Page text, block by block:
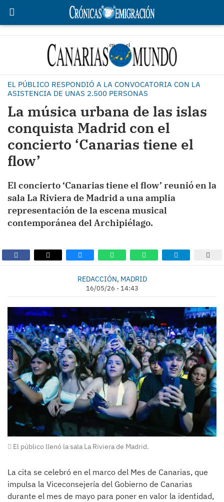
EL PÚBLICO RESPONDIÓ A LA CONVOCATORIA CON LA
ASISTENCIA DE UNAS 2.500 PERSONAS
La música urbana de las islas
conquista Madrid con el
concierto ‘Canarias tiene el
flow’
El concierto ‘Canarias tiene el flow’ reunió en la
sala La Riviera de Madrid a una amplia
representación de la escena musical
contemporánea del Archipiélago.
REDACCIÓN, MADRID
16/05/26 - 14:43
El público llenó la sala La Riviera de Madrid.
La cita se celebró en el marco del Mes de Canarias, que
impulsa la Viceconsejería del Gobierno de Canarias
durante el mes de mayo para poner en valor la identidad,